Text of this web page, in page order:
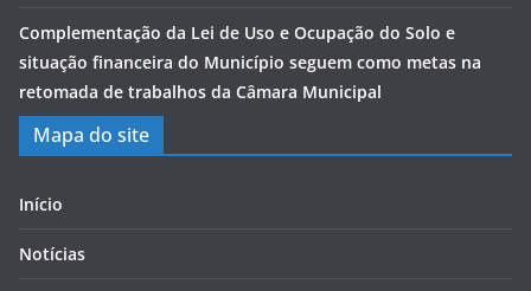
Complementação da Lei de Uso e Ocupação do Solo e
situação financeira do Município seguem como metas na
retomada de trabalhos da Câmara Municipal
Mapa do site
Início
Notícias